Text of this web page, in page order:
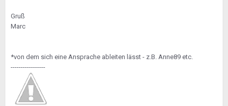
Gruß
Marc
*von dem sich eine Ansprache ableiten lässt - z.B. Anne89 etc.
-----------------